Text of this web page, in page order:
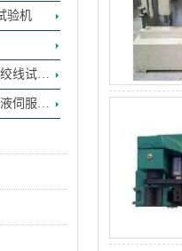
验机
线试验
伺服钢